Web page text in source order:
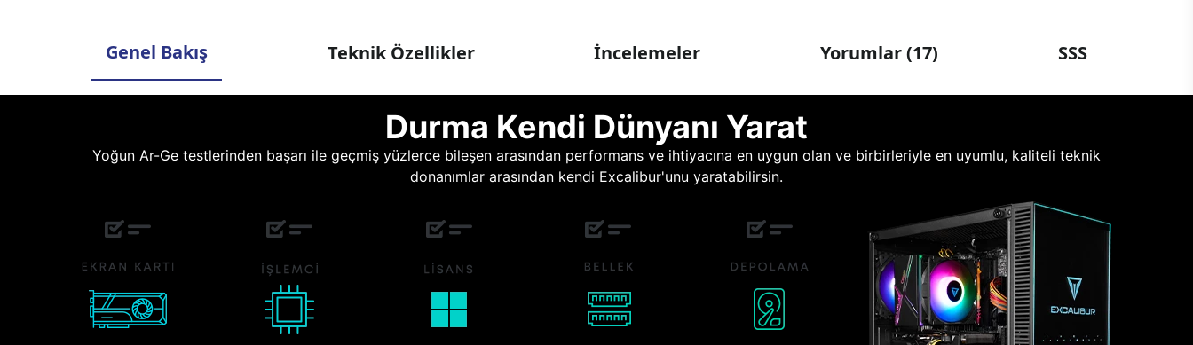
Genel Bakış Teknik Özellikler İncelemeler Yorumlar (17) SSS
Durma Kendi Dünyanı Yarat
Yoğun Ar-Ge testlerinden başarı ile geçmiş yüzlerce bileşen arasından performans ve ihtiyacına en uygun olan ve birbirleriyle en uyumlu, kaliteli teknik
donanımlar arasından kendi Excalibur'unu yaratabilirsin.